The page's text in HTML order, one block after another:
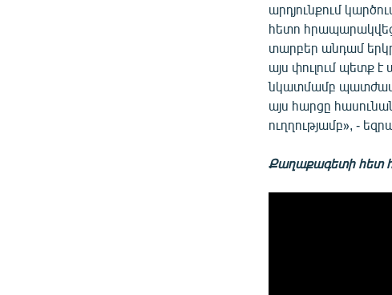
արդյունքում
հետո
տարբեր անդամ
այս փուլում պետք
նկատմամբ
այս հարցը
ուղղությամբ», -
Քաղաքագետի հետ